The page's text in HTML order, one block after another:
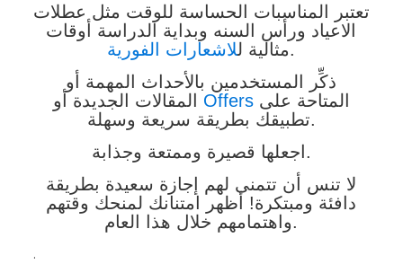
تعتبر المناسبات الحساسة للوقت مثل عطلات
الاعياد ورأس السنه وبداية الدراسة أوقات
مثالية للاشعارات الفورية
.
ذكِّر المستخدمين بالأحداث المهمة أو
Offersالمتاحة على
تطبيقك بطريقة سريعة وسهلة.
اجعلها قصيرة وممتعة وجذابة.
لا تنس أن تتمنى لهم إجازة سعيدة بطريقة
دافئة ومبتكرة! أظهر امتنانك لمنحك وقتهم
واهتمامهم خلال هذا العام.
.